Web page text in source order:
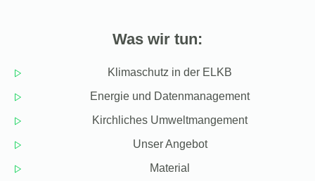
Was wir tun:
Klimaschutz in der ELKB
Energie und Datenmanagement
Kirchliches Umweltmangement
Unser Angebot
Material